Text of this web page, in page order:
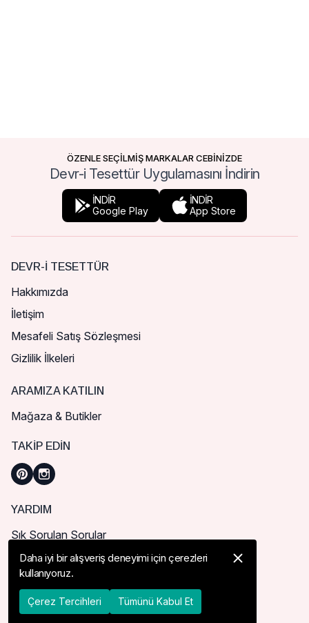
ÖZENLE SEÇİLMİŞ MARKALAR CEBİNİZDE
Devr-i Tesettür Uygulamasını İndirin
İNDİR
Google Play
İNDİR
App Store
DEVR-I TESETTÜR
Hakkımızda
İletişim
Mesafeli Satış Sözleşmesi
Gizlilik İlkeleri
ARAMIZA KATILIN
Mağaza & Butikler
TAKIP EDIN
YARDIM
Sık Sorulan Sorular
Nasıl Sipariş Verebilirim?
Kargo ve Teslimat
İade, İptal ve Değişim
Daha iyi bir alışveriş deneyimi için çerezleri
kullanıyoruz.
Çerez Tercihleri Tümünü Kabul Et